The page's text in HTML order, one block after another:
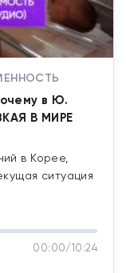
в Ю.
В МИРЕ
в Корее,
ситуация
00:00/10:24